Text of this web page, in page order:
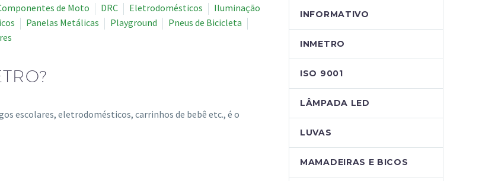
de Moto DRC Eletrodomésticos
Iluminação
Panelas Metálicas Playground
Pneus de Bicicleta
escolares, eletrodomésticos, carrinhos de bebê etc., é o
INFORMATIVO
INMETRO
ISO 9001
LÂMPADA LED
LUVAS
MAMADEIRAS E BICOS